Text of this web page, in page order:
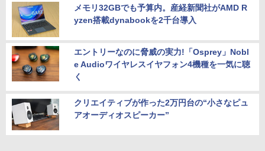
メモリ32GBでも予算内。産経新聞社がAMD R
yzen搭載dynabookを2千台導入
エントリーなのに脅威の実力!「Osprey」Nobl
e Audioワイヤレスイヤフォン4機種を一気に聴
く
クリエイティブが作った2万円台の“小さなピュ
アオーディオスピーカー”